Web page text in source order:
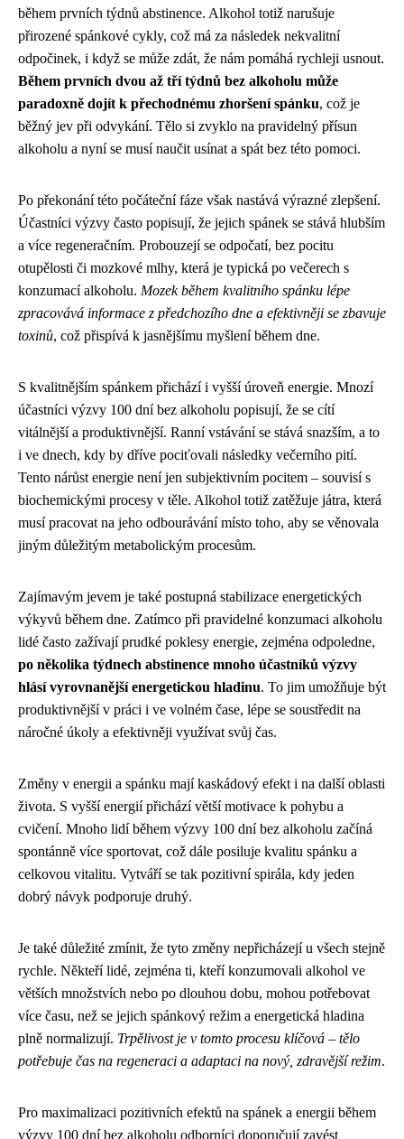
během prvních týdnů abstinence. Alkohol totiž narušuje
přirozené spánkové cykly, což má za následek nekvalitní
odpočinek, i když se může zdát, že nám pomáhá rychleji usnout.
Během prvních dvou až tří týdnů bez alkoholu může
paradoxně dojít k přechodnému zhoršení spánku, což je
běžný jev při odvykání. Tělo si zvyklo na pravidelný přísun
alkoholu a nyní se musí naučit usínat a spát bez této pomoci.
Po překonání této počáteční fáze však nastává výrazné zlepšení.
Účastníci výzvy často popisují, že jejich spánek se stává hlubším
a více regeneračním. Probouzejí se odpočatí, bez pocitu
otupělosti či mozkové mlhy, která je typická po večerech s
konzumací alkoholu. Mozek během kvalitního spánku lépe
zpracovává informace z předchozího dne a efektivněji se zbavuje
toxinů, což přispívá k jasnějšímu myšlení během dne.
S kvalitnějším spánkem přichází i vyšší úroveň energie. Mnozí
účastníci výzvy 100 dní bez alkoholu popisují, že se cítí
vitálnější a produktivnější. Ranní vstávání se stává snazším, a to
i ve dnech, kdy by dříve pociťovali následky večerního pití.
Tento nárůst energie není jen subjektivním pocitem – souvisí s
biochemickými procesy v těle. Alkohol totiž zatěžuje játra, která
musí pracovat na jeho odbourávání místo toho, aby se věnovala
jiným důležitým metabolickým procesům.
Zajímavým jevem je také postupná stabilizace energetických
výkyvů během dne. Zatímco při pravidelné konzumaci alkoholu
lidé často zažívají prudké poklesy energie, zejména odpoledne,
po několika týdnech abstinence mnoho účastníků výzvy
hlásí vyrovnanější energetickou hladinu. To jim umožňuje být
produktivnější v práci i ve volném čase, lépe se soustředit na
náročné úkoly a efektivněji využívat svůj čas.
Změny v energii a spánku mají kaskádový efekt i na další oblasti
života. S vyšší energií přichází větší motivace k pohybu a
cvičení. Mnoho lidí během výzvy 100 dní bez alkoholu začíná
spontánně více sportovat, což dále posiluje kvalitu spánku a
celkovou vitalitu. Vytváří se tak pozitivní spirála, kdy jeden
dobrý návyk podporuje druhý.
Je také důležité zmínit, že tyto změny nepřicházejí u všech stejně
rychle. Někteří lidé, zejména ti, kteří konzumovali alkohol ve
větších množstvích nebo po dlouhou dobu, mohou potřebovat
více času, než se jejich spánkový režim a energetická hladina
plně normalizují. Trpělivost je v tomto procesu klíčová – tělo
potřebuje čas na regeneraci a adaptaci na nový, zdravější režim.
Pro maximalizaci pozitivních efektů na spánek a energii během
výzvy 100 dní bez alkoholu odborníci doporučují zavést